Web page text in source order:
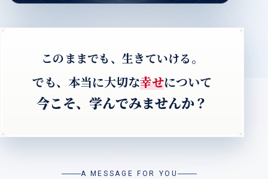
このままでも、生きていける。
でも、本当に大切な幸せについて
今こそ、学んでみませんか？
A MESSAGE FOR YOU